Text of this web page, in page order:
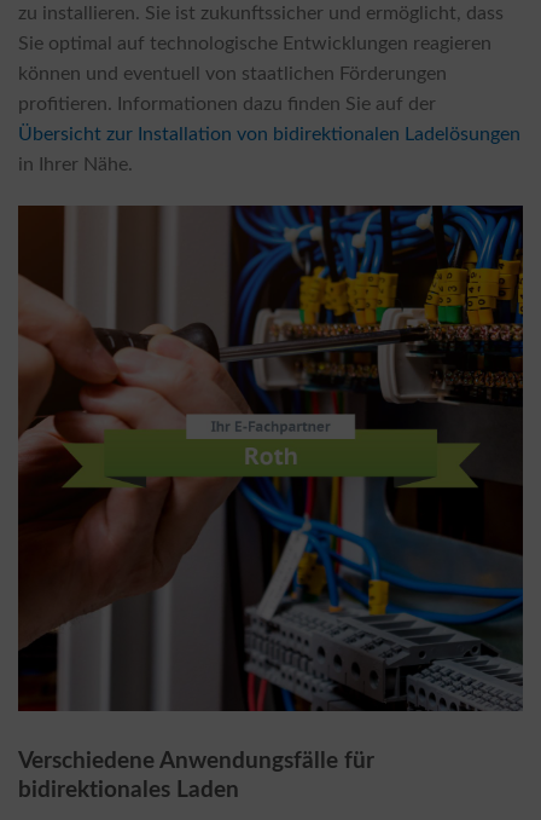
zu installieren. Sie ist zukunftssicher und ermöglicht, dass
Sie optimal auf technologische Entwicklungen reagieren
können und eventuell von staatlichen Förderungen
profitieren. Informationen dazu finden Sie auf der
Übersicht zur Installation von bidirektionalen Ladelösungen
in Ihrer Nähe.
Verschiedene Anwendungsfälle für
bidirektionales Laden